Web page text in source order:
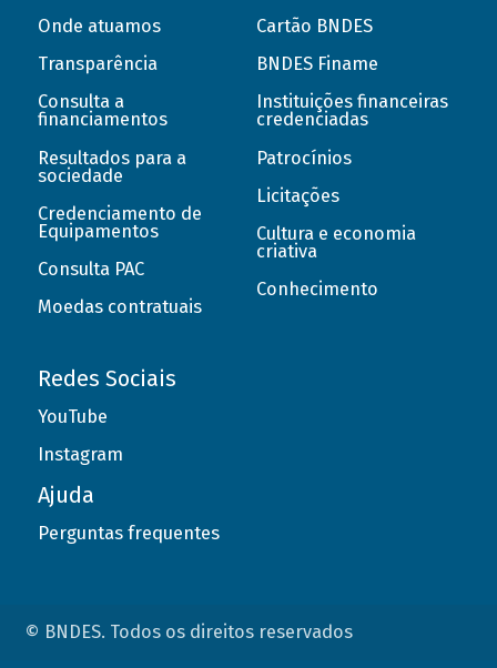
Onde atuamos
Transparência
Consulta a
financiamentos
Resultados para a
sociedade
Credenciamento de
Equipamentos
Consulta PAC
Moedas contratuais
Cartão BNDES
BNDES Finame
Instituições financeiras
credenciadas
Patrocínios
Licitações
Cultura e economia
criativa
Conhecimento
Redes Sociais
YouTube
Instagram
Ajuda
Perguntas frequentes
© BNDES. Todos os direitos reservados